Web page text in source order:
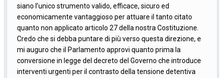
siano l’unico strumento valido, efficace, sicuro ed
economicamente vantaggioso per attuare il tanto citato
quanto non applicato articolo 27 della nostra Costituzione.
Credo che si debba puntare di più verso questa direzione, e
mi auguro che il Parlamento approvi quanto prima la
conversione in legge del decreto del Governo che introduce
interventi urgenti per il contrasto della tensione detentiva